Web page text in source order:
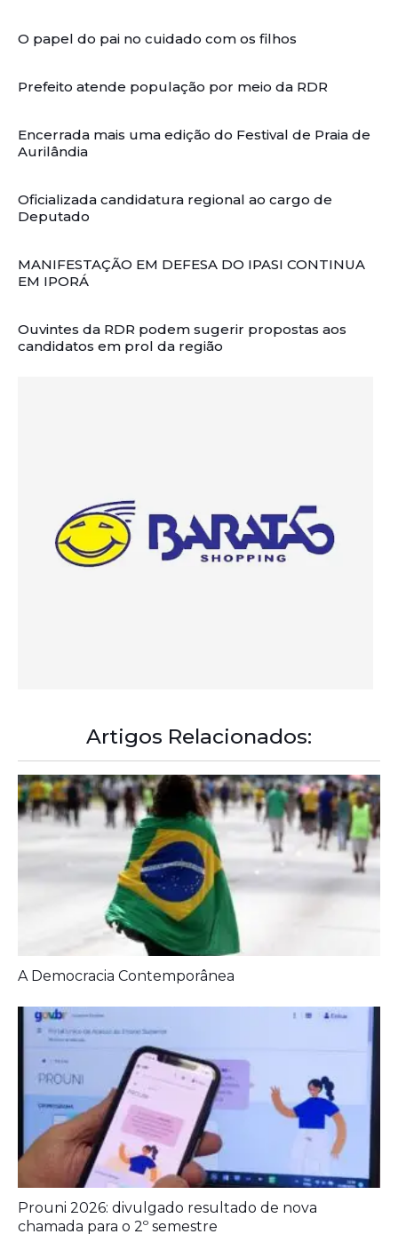
O papel do pai no cuidado com os filhos
Prefeito atende população por meio da RDR
Encerrada mais uma edição do Festival de Praia de
Aurilândia
Oficializada candidatura regional ao cargo de
Deputado
MANIFESTAÇÃO EM DEFESA DO IPASI CONTINUA
EM IPORÁ
Ouvintes da RDR podem sugerir propostas aos
candidatos em prol da região
Artigos Relacionados:
A Democracia Contemporânea
Prouni 2026: divulgado resultado de nova
chamada para o 2º semestre